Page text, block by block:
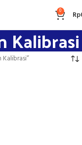
0 Rp
Kalibrasi